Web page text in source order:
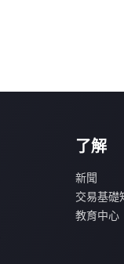
了解
新聞
交易基礎
教育中心